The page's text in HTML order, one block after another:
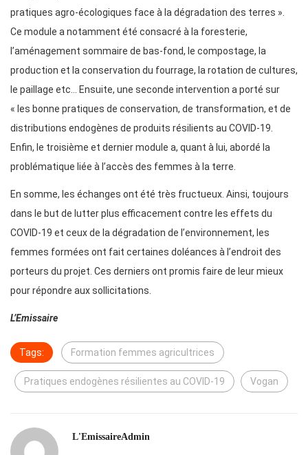
pratiques agro-écologiques face à la dégradation des terres ».
Ce module a notamment été consacré à la foresterie,
l’aménagement sommaire de bas-fond, le compostage, la
production et la conservation du fourrage, la rotation de cultures,
le paillage etc… Ensuite, une seconde intervention a porté sur
« les bonne pratiques de conservation, de transformation, et de
distributions endogènes de produits résilients au COVID-19.
Enfin, le troisième et dernier module a, quant à lui, abordé la
problématique liée à l’accès des femmes à la terre.
En somme, les échanges ont été très fructueux. Ainsi, toujours
dans le but de lutter plus efficacement contre les effets du
COVID-19 et ceux de la dégradation de l’environnement, les
femmes formées ont fait certaines doléances à l’endroit des
porteurs du projet. Ces derniers ont promis faire de leur mieux
pour répondre aux sollicitations.
L’Emissaire
Tags: Formation femmes agricultrices
Pratiques endogènes résilientes au COVID-19 Vogan
L'EmissaireAdmin